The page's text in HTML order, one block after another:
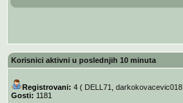
Korisnici aktivni u poslednjih 10 minuta
Registrovani: 4 ( DELL71 darkokovacevic018,
Gosti: 1181